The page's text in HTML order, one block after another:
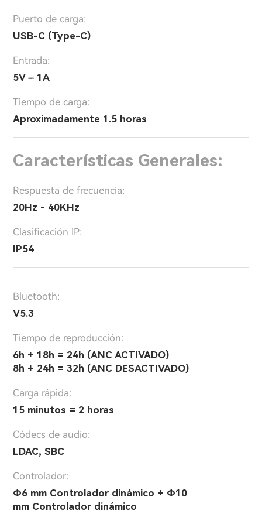
Puerto de carga:
USB-C (Type-C)
Entrada:
5V ⎓ 1A
Tiempo de carga:
Aproximadamente 1.5 horas
Características Generales:
Respuesta de frecuencia:
20Hz - 40KHz
Clasificación IP:
IP54
Bluetooth:
V5.3
Tiempo de reproducción:
6h + 18h = 24h (ANC ACTIVADO)
8h + 24h = 32h (ANC DESACTIVADO)
Carga rápida:
15 minutos = 2 horas
Códecs de audio:
LDAC, SBC
Controlador:
Φ6 mm Controlador dinámico + Φ10
mm Controlador dinámico